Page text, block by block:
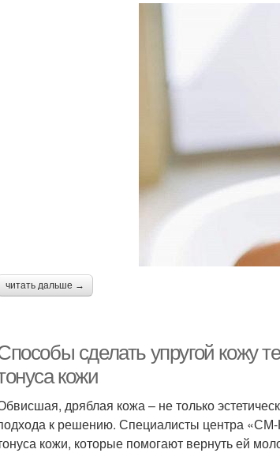
читать дальше →
сделать упругой кожу
кожи
дряблая кожа – не только
к решению. Специалисты центра
кожи, которые помогают вернуть ей